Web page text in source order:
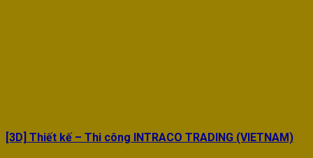
[3D] Thiết kế – Thi công INTRACO TRADING (VIETNAM)